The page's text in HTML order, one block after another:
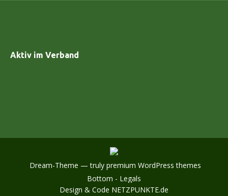
Aktiv im Verband
Dream-Theme — truly premium WordPress themes
Bottom - Legals
Design & Code NETZPUNKTE.de